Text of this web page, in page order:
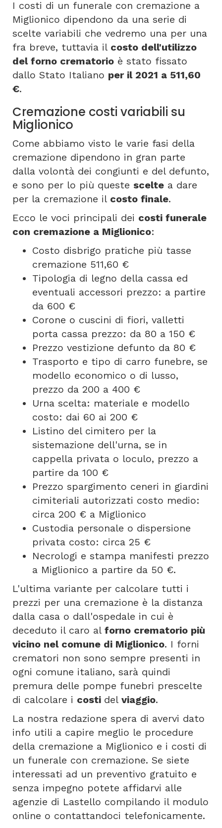
I costi di un funerale con cremazione a
Miglionico dipendono da una serie di
scelte variabili che vedremo una per una
fra breve, tuttavia il costo dell'utilizzo
del forno crematorio è stato fissato
dallo Stato Italiano per il 2021 a 511,60
€.
Cremazione costi variabili su
Miglionico
Come abbiamo visto le varie fasi della
cremazione dipendono in gran parte
dalla volontà dei congiunti e del defunto,
e sono per lo più queste scelte a dare
per la cremazione il costo finale.
Ecco le voci principali dei costi funerale
con cremazione a Miglionico:
Costo disbrigo pratiche più tasse
cremazione 511,60 €
Tipologia di legno della cassa ed
eventuali accessori prezzo: a partire
da 600 €
Corone o cuscini di fiori, valletti
porta cassa prezzo: da 80 a 150 €
Prezzo vestizione defunto da 80 €
Trasporto e tipo di carro funebre, se
modello economico o di lusso,
prezzo da 200 a 400 €
Urna scelta: materiale e modello
costo: dai 60 ai 200 €
Listino del cimitero per la
sistemazione dell'urna, se in
cappella privata o loculo, prezzo a
partire da 100 €
Prezzo spargimento ceneri in giardini
cimiteriali autorizzati costo medio:
circa 200 € a Miglionico
Custodia personale o dispersione
privata costo: circa 25 €
Necrologi e stampa manifesti prezzo
a Miglionico a partire da 50 €.
L'ultima variante per calcolare tutti i
prezzi per una cremazione è la distanza
dalla casa o dall'ospedale in cui è
deceduto il caro al forno crematorio più
vicino nel comune di Miglionico. I forni
crematori non sono sempre presenti in
ogni comune italiano, sarà quindi
premura delle pompe funebri prescelte
di calcolare i costi del viaggio.
La nostra redazione spera di avervi dato
info utili a capire meglio le procedure
della cremazione a Miglionico e i costi di
un funerale con cremazione. Se siete
interessati ad un preventivo gratuito e
senza impegno potete affidarvi alle
agenzie di Lastello compilando il modulo
online o contattandoci telefonicamente.